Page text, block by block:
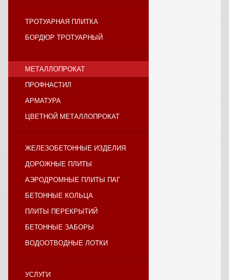
ТРОТУАРНАЯ ПЛИТКА
БОРДЮР ТРОТУАРНЫЙ
МЕТАЛЛОПРОКАТ
ПРОФНАСТИЛ
АРМАТУРА
ЦВЕТНОЙ МЕТАЛЛОПРОКАТ
ЖЕЛЕЗОБЕТОННЫЕ ИЗДЕЛИЯ
ДОРОЖНЫЕ ПЛИТЫ
АЭРОДРОМНЫЕ ПЛИТЫ ПАГ
БЕТОННЫЕ КОЛЬЦА
ПЛИТЫ ПЕРЕКРЫТИЙ
БЕТОННЫЕ ЗАБОРЫ
ВОДООТВОДНЫЕ ЛОТКИ
УСЛУГИ